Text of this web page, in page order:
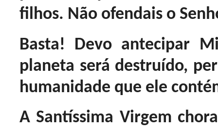
filhos. Não ofendais o
Basta! Devo antecipar
planeta será destruído,
humanidade que ele
A Santíssima Virgem